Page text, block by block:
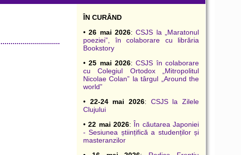
ÎN CURÂND
• 26 mai 2026:CSJS la „Maratonul
poeziei”, în colaborare cu librăria
Bookstory
• 25 mai 2026:CSJS în colaborare
cu Colegiul Ortodox „Mitropolitul
Nicolae Colan” la târgul „Around the
world”
• 22-24 mai 2026: CSJS la Zilele
Clujului
• 22 mai 2026: În căutarea Japoniei
- Sesiunea științifică a studenților și
masteranzilor